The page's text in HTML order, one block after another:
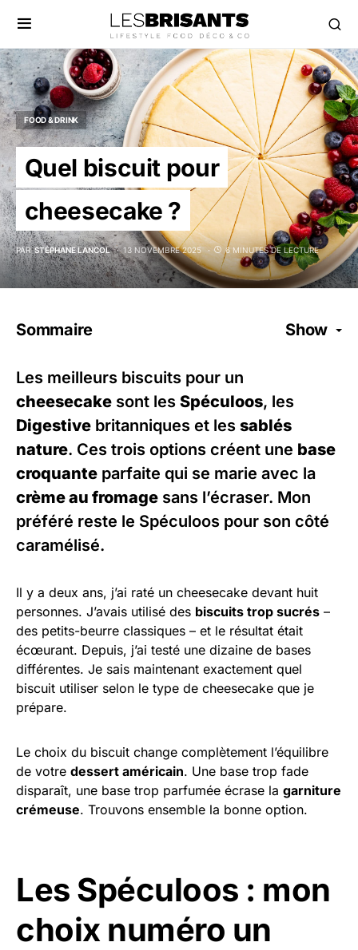
FOOD & DRINK
Quel biscuit pour
cheesecake ?
PAR STÉPHANE LANCOL 13 NOVEMBRE 2025 6 MINUTES DE LECTURE
Sommaire Show
Les meilleurs biscuits pour un
cheesecake sont les Spéculoos, les
Digestive britanniques et les sablés
nature. Ces trois options créent une base
croquante parfaite qui se marie avec la
crème au fromage sans l’écraser. Mon
préféré reste le Spéculoos pour son côté
caramélisé.
Il y a deux ans, j’ai raté un cheesecake devant huit
personnes. J’avais utilisé des biscuits trop sucrés –
des petits-beurre classiques – et le résultat était
écœurant. Depuis, j’ai testé une dizaine de bases
différentes. Je sais maintenant exactement quel
biscuit utiliser selon le type de cheesecake que je
prépare.
Le choix du biscuit change complètement l’équilibre
de votre dessert américain. Une base trop fade
disparaît, une base trop parfumée écrase la garniture
crémeuse. Trouvons ensemble la bonne option.
Les Spéculoos : mon
choix numéro un